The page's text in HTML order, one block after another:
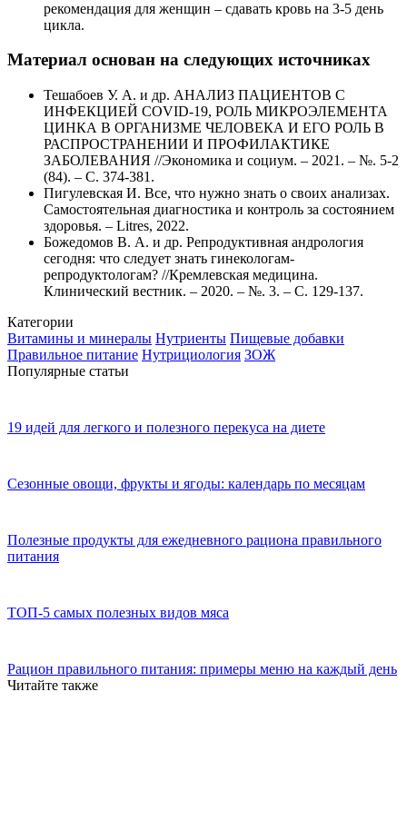
рекомендация для женщин – сдавать кровь на 3-5 день
цикла.
Материал основан на следующих источниках
Тешабоев У. А. и др. АНАЛИЗ ПАЦИЕНТОВ С
ИНФЕКЦИЕЙ COVID-19, РОЛЬ МИКРОЭЛЕМЕНТА
ЦИНКА В ОРГАНИЗМЕ ЧЕЛОВЕКА И ЕГО РОЛЬ В
РАСПРОСТРАНЕНИИ И ПРОФИЛАКТИКЕ
ЗАБОЛЕВАНИЯ //Экономика и социум. – 2021. – №. 5-2
(84). – С. 374-381.
Пигулевская И. Все, что нужно знать о своих анализах.
Самостоятельная диагностика и контроль за состоянием
здоровья. – Litres, 2022.
Божедомов В. А. и др. Репродуктивная андрология
сегодня: что следует знать гинекологам-
репродуктологам? //Кремлевская медицина.
Клинический вестник. – 2020. – №. 3. – С. 129-137.
Категории
Витамины и минералы Нутриенты Пищевые добавки
Правильное питание Нутрициология ЗОЖ
Популярные статьи
19 идей для легкого и полезного перекуса на диете
Сезонные овощи, фрукты и ягоды: календарь по месяцам
Полезные продукты для ежедневного рациона правильного
питания
ТОП-5 самых полезных видов мяса
Рацион правильного питания: примеры меню на каждый день
Читайте также